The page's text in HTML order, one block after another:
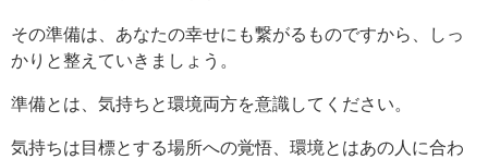
その準備は、あなたの幸せにも繋がるものですから、しっ
かりと整えていきましょう。
準備とは、気持ちと環境両方を意識してください。
気持ちは目標とする場所への覚悟、環境とはあの人に合わ